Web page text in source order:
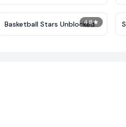
4.8★
Basketball Stars Unblocked